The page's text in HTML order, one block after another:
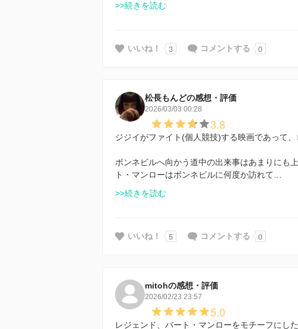
>>続きを読む
いいね！ 3 コメントする 0
松長もんどの感想・評価
2026/03/03 00:28
3.8
ジジイがファイト(個人競技)する映画であって、
ボンネビルへ向かう道中の出来事はあまりにも
ト・マンローはボンネビルに何度か訪れて…
>>続きを読む
いいね！ 5 コメントする 0
mitohの感想・評価
2026/02/23 23:57
5.0
レジェンド、バート・マンローをモチーフにし